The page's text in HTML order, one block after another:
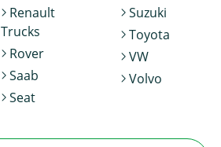
Renault
Trucks
Rover
Saab
Seat
Suzuki
Toyota
VW
Volvo